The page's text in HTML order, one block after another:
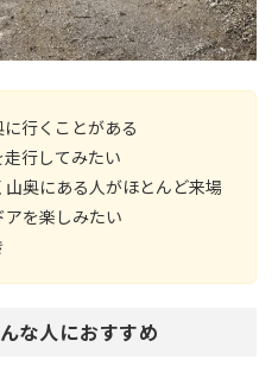
行くことがある
走行してみたい
奥にある人がほとんど来場
を楽しみたい
な人におすすめ